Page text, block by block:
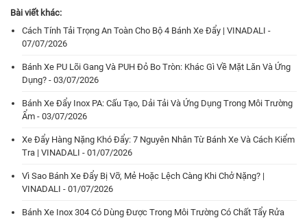
Bài viết khác:
Cách Tính Tải Trọng An Toàn Cho Bộ 4 Bánh Xe Đẩy | VINADALI -
07/07/2026
Bánh Xe PU Lõi Gang Và PUH Đỏ Bo Tròn: Khác Gì Về Mặt Lăn Và Ứng
Dụng? - 03/07/2026
Bánh Xe Đẩy Inox PA: Cấu Tạo, Dải Tải Và Ứng Dụng Trong Môi Trường
Ẩm - 03/07/2026
Xe Đẩy Hàng Nặng Khó Đẩy: 7 Nguyên Nhân Từ Bánh Xe Và Cách Kiểm
Tra | VINADALI - 01/07/2026
Vì Sao Bánh Xe Đẩy Bị Vỡ, Mẻ Hoặc Lệch Càng Khi Chở Nặng? |
VINADALI - 01/07/2026
Bánh Xe Inox 304 Có Dùng Được Trong Môi Trường Có Chất Tẩy Rửa